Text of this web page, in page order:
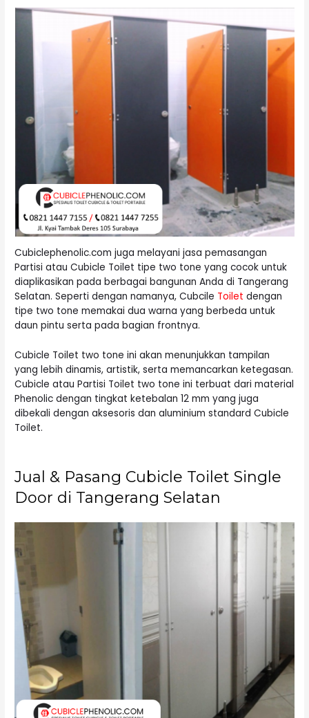
Cubiclephenolic.com juga melayani jasa pemasangan
Partisi atau Cubicle Toilet tipe two tone yang cocok untuk
diaplikasikan pada berbagai bangunan Anda di Tangerang
Selatan. Seperti dengan namanya, Cubcile Toilet dengan
tipe two tone memakai dua warna yang berbeda untuk
daun pintu serta pada bagian frontnya.
Cubicle Toilet two tone ini akan menunjukkan tampilan
yang lebih dinamis, artistik, serta memancarkan ketegasan.
Cubicle atau Partisi Toilet two tone ini terbuat dari material
Phenolic dengan tingkat ketebalan 12 mm yang juga
dibekali dengan aksesoris dan aluminium standard Cubicle
Toilet.
Jual & Pasang Cubicle Toilet Single
Door di Tangerang Selatan